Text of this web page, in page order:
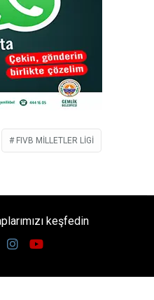
FIVB MILLETLER LIGI
keşfedin